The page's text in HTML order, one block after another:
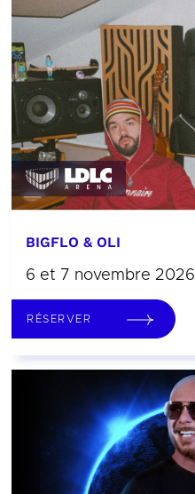
BIGFLO & OLI
6 et 7 novembre 2026
RÉSERVER